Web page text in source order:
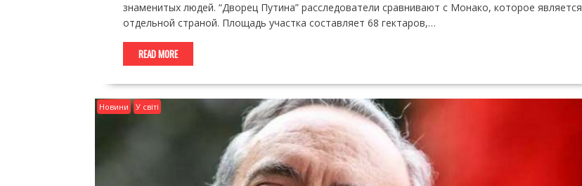
знаменитых людей. “Дворец Путина” расследователи сравнивают с Монако, которое является
отдельной страной. Площадь участка составляет 68 гектаров,…
READ MORE
Новини У світі